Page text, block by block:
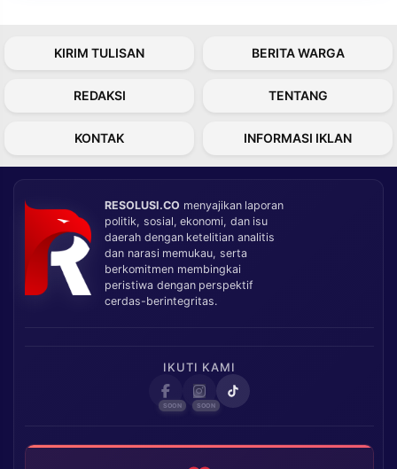
KIRIM TULISAN BERITA WARGA
REDAKSI TENTANG
KONTAK INFORMASI IKLAN
RESOLUSI.CO menyajikan laporan
politik, sosial, ekonomi, dan isu
daerah dengan ketelitian analitis
dan narasi memukau, serta
berkomitmen membingkai
peristiwa dengan perspektif
cerdas-berintegritas.
IKUTI KAMI